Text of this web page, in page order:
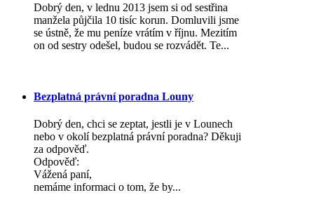
Dobrý den, v lednu 2013 jsem si od sestřina
manžela půjčila 10 tisíc korun. Domluvili jsme
se ústně, že mu peníze vrátím v říjnu. Mezitím
on od sestry odešel, budou se rozvádět. Te...
Bezplatná právní poradna Louny
Dobrý den, chci se zeptat, jestli je v Lounech
nebo v okolí bezplatná právní poradna? Děkuji
za odpověď.
Odpověď:
Vážená paní,
nemáme informaci o tom, že by...